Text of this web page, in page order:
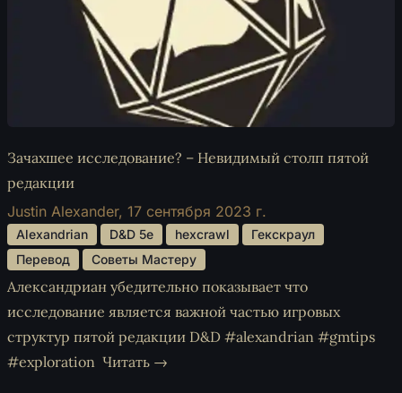
Зачахшее исследование? – Невидимый столп пятой
редакции
Justin Alexander, 17 сентября 2023 г.
Alexandrian D&D 5e hexcrawl
Гекскраул
Перевод
Советы Мастеру
Александриан убедительно показывает что
исследование является важной частью игровых
структур пятой редакции D&D #alexandrian #gmtips
#exploration Читать →